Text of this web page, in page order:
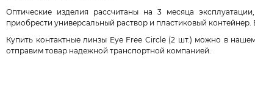
Оптические изделия рассчитаны на 3 месяца
приобрести универсальный раствор и пластиковый контейнер.
Купить контактные линзы Eye Free Circle (2 шт.) можно в
отправим товар надежной транспортной компанией.